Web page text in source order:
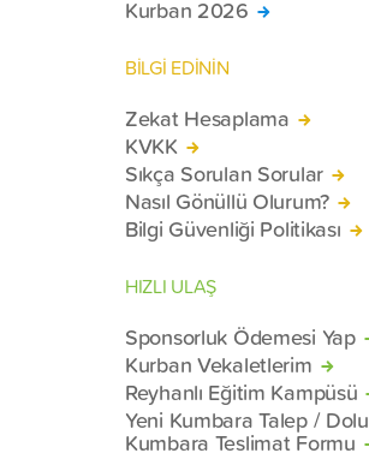
Kurban 2026
BİLGİ EDİNİN
Zekat Hesaplama
KVKK
Sıkça Sorulan Sorular
Nasıl Gönüllü Olurum?
Bilgi Güvenliği Politikası
HIZLI ULAŞ
Sponsorluk Ödemesi Yap
Kurban Vekaletlerim
Reyhanlı Eğitim Kampüsü
Yeni Kumbara Talep / Dolu
Kumbara Teslimat Formu